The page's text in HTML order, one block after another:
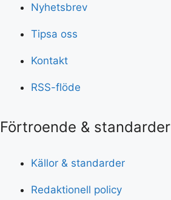
Nyhetsbrev
Tipsa oss
Kontakt
RSS-flöde
Förtroende & standarder
Källor & standarder
Redaktionell policy